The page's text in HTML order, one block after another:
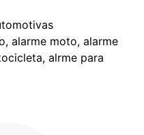
, alarme moto, alarme
, alrme para